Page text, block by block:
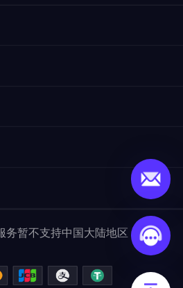
务暂不支持中国大陆地区，敬请